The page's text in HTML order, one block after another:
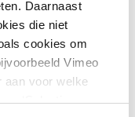
Daarnaast
die niet
cookies om
Vimeo
aan voor welke
‘Selectie
bekend zijn, zal
uiteindelijk bepalen
hergebruikt mag
in het sediment
worden dan